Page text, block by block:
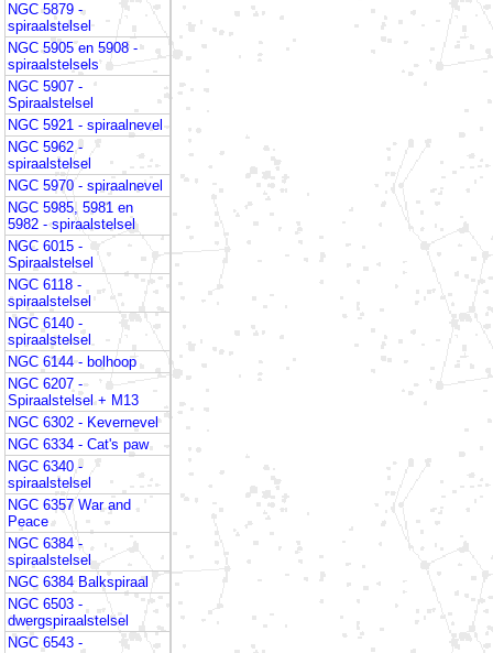
NGC 5879 -
spiraalstelsel
NGC 5905 en 5908 -
spiraalstelsels
NGC 5907 -
Spiraalstelsel
NGC 5921 - spiraalnevel
NGC 5962 -
spiraalstelsel
NGC 5970 - spiraalnevel
NGC 5985, 5981 en
5982 - spiraalstelsel
NGC 6015 -
Spiraalstelsel
NGC 6118 -
spiraalstelsel
NGC 6140 -
spiraalstelsel
NGC 6144 - bolhoop
NGC 6207 -
Spiraalstelsel + M13
NGC 6302 - Kevernevel
NGC 6334 - Cat's paw
NGC 6340 -
spiraalstelsel
NGC 6357 War and
Peace
NGC 6384 -
spiraalstelsel
NGC 6384 Balkspiraal
NGC 6503 -
dwergspiraalstelsel
NGC 6543 -